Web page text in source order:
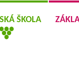
ŠKOLA